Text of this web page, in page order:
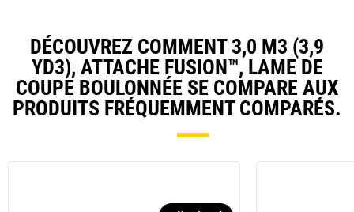
DÉCOUVREZ COMMENT 3,0 M3 (3,9
YD3), ATTACHE FUSION™, LAME DE
COUPE BOULONNÉE SE COMPARE AUX
PRODUITS FRÉQUEMMENT COMPARÉS.